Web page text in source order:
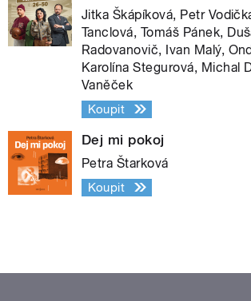
Jitka Škápíková, Petr
Tanclová, Tomáš Pánek,
Radovanovič, Ivan Malý,
Karolína Stegurová, Michal
Vaněček
Koupit
Dej mi pokoj
Petra Štarková
Koupit